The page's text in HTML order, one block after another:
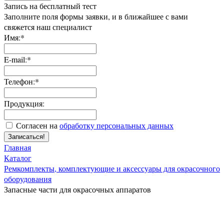
Запись на бесплатный тест
Заполните поля формы заявки, и в ближайшее с вами
свяжется наш специалист
Имя:*
E-mail:*
Телефон:*
Продукция:
Согласен на обработку персональных данных
Записаться!
Главная
Каталог
Ремкомплекты, комплектующие и аксессуары для окрасочного
оборудования
Запасные части для окрасочных аппаратов